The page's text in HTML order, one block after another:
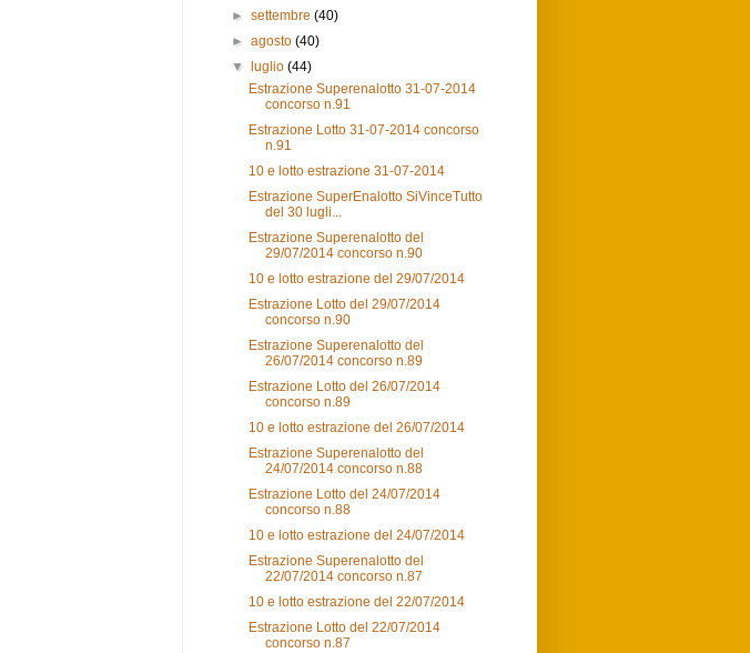
►settembre(40)
►agosto(40)
▼
luglio(44)
Estrazione Superenalotto 31-07-2014
concorso n.91
Estrazione Lotto 31-07-2014 concorso
n.91
10 e lotto estrazione 31-07-2014
Estrazione SuperEnalotto SiVinceTutto
del 30 lugli...
Estrazione Superenalotto del
29/07/2014 concorso n.90
10 e lotto estrazione del 29/07/2014
Estrazione Lotto del 29/07/2014
concorso n.90
Estrazione Superenalotto del
26/07/2014 concorso n.89
Estrazione Lotto del 26/07/2014
concorso n.89
10 e lotto estrazione del 26/07/2014
Estrazione Superenalotto del
24/07/2014 concorso n.88
Estrazione Lotto del 24/07/2014
concorso n.88
10 e lotto estrazione del 24/07/2014
Estrazione Superenalotto del
22/07/2014 concorso n.87
10 e lotto estrazione del 22/07/2014
Estrazione Lotto del 22/07/2014
concorso n.87